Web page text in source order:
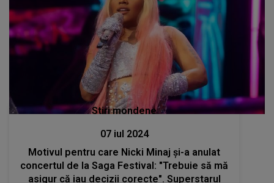
Stiri mondene
07 iul 2024
Motivul pentru care Nicki Minaj și-a anulat
concertul de la Saga Festival: "Trebuie să mă
asigur că iau decizii corecte". Superstarul